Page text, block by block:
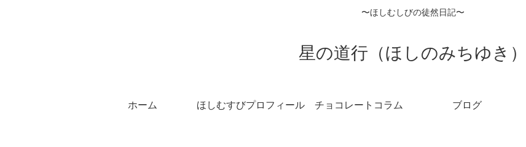
〜ほしむしびの徒然日記〜
星の道行（ほしのみちゆき）
ホーム ほしむすびプロフィール チョコレートコラム ブログ